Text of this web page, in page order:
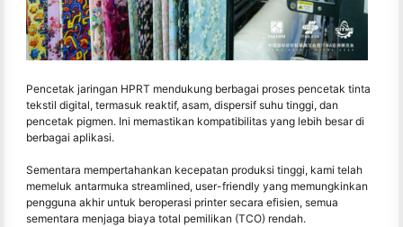
Pencetak jaringan HPRT mendukung berbagai proses pencetak tinta
tekstil digital, termasuk reaktif, asam, dispersif suhu tinggi, dan
pencetak pigmen. Ini memastikan kompatibilitas yang lebih besar di
berbagai aplikasi.
Sementara mempertahankan kecepatan produksi tinggi, kami telah
memeluk antarmuka streamlined, user-friendly yang memungkinkan
pengguna akhir untuk beroperasi printer secara efisien, semua
sementara menjaga biaya total pemilikan (TCO) rendah.